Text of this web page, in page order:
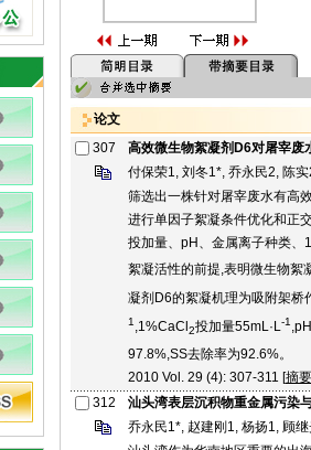
论文
307
高效微生物絮凝剂D6对屠宰废
付保荣1, 刘冬1*, 乔永民2, 陈
筛选出一株针对屠宰废水有高
进行单因子絮凝条件优化和正
投加量、pH、金属离子种类、
絮凝活性的前提,表明微生物絮
凝剂D6的絮凝机理为吸附架桥
1,1%CaCl 2投加量55mL·L-1
97.8%,SS去除率为92.6%。
2010 Vol. 29 (4): 307-311 [摘要
312
汕头湾表层沉积物重金属污染
乔永民1*, 赵建刚1, 杨扬1, 顾